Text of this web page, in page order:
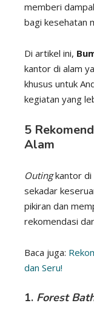
memberi
bagi kesehatan
Di artikel ini,
kantor di alam
khusus untuk
kegiatan yang
5
Alam
Outingkantor di
sekadar
pikiran dan
rekomendasi
Baca juga:
dan Seru!
1. Forest